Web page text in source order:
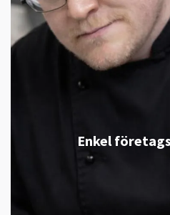
Enkel